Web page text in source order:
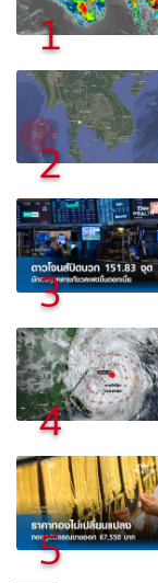
1
2
3
4
5